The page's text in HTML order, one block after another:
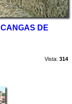
CANGAS DE
Vista: 314